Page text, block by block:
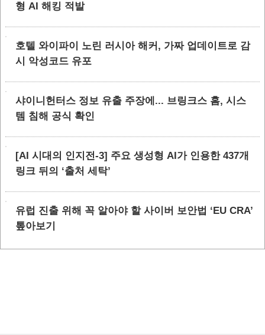
형 AI 해킹 적발
호텔 와이파이 노린 러시아 해커, 가짜 업데이트로 감
시 악성코드 유포
샤이니헌터스 정보 유출 주장에... 브링크스 홈, 시스
템 침해 공식 확인
[AI 시대의 인지전-3] 주요 생성형 AI가 인용한 437개
링크 뒤의 ‘출처 세탁’
유럽 진출 위해 꼭 알아야 할 사이버 보안법 ‘EU CRA’
톺아보기